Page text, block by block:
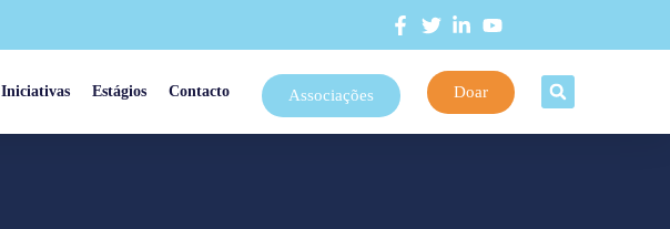
Iniciativas Estágios Contacto Associações Doar